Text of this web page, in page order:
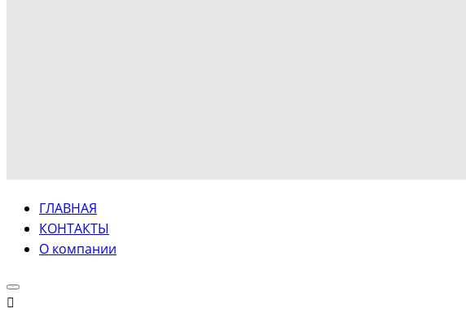
ГЛАВНАЯ
КОНТАКТЫ
О компании